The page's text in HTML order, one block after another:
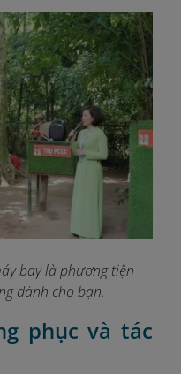
bay là phương tiện
dành cho bạn.
phục và tác